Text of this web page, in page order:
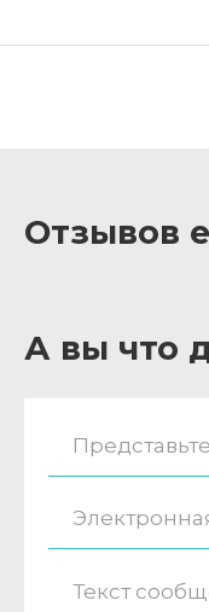
Отзывов
А вы что